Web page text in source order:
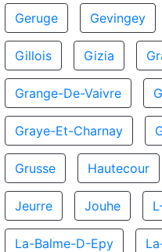
Geruge Gevingey
Gillois Gizia
Grange-De-Vaivre
Graye-Et-Charnay
Grusse Hautecour
Jeurre Jouhe
La-Balme-D-Epy